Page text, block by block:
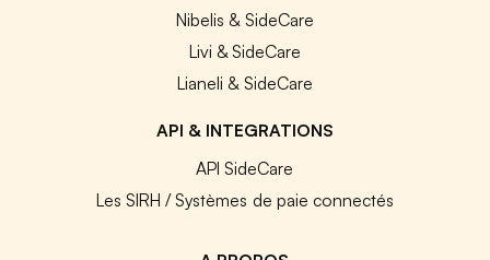
Nibelis & SideCare
Livi & SideCare
Lianeli & SideCare
API & INTEGRATIONS
API SideCare
Les SIRH / Systèmes de paie connectés